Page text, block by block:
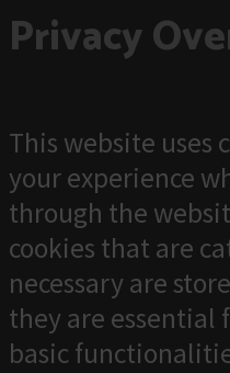
Privacy
This website uses
your experience
through the
cookies that are
necessary are
they are essential
basic